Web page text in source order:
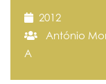
2012
António
A